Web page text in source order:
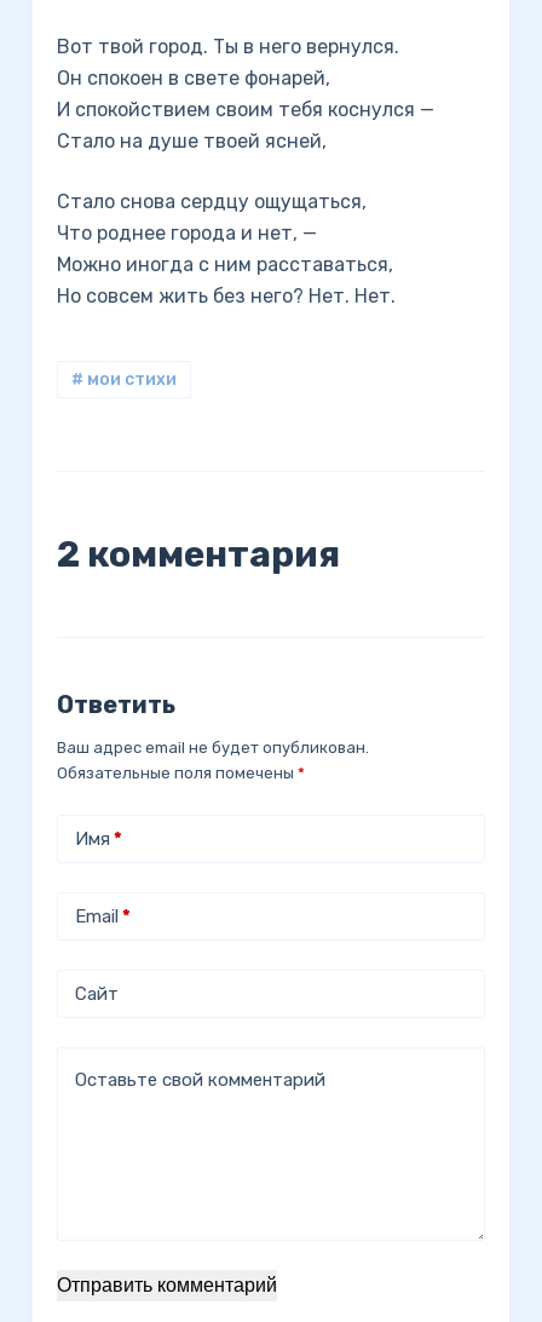
Вот твой город. Ты в него вернулся.
Он спокоен в свете фонарей,
И спокойствием своим тебя коснулся —
Стало на душе твоей ясней,
Стало снова сердцу ощущаться,
Что роднее города и нет, —
Можно иногда с ним расставаться,
Но совсем жить без него? Нет. Нет.
# мои стихи
2 комментария
Ответить
Ваш адрес email не будет опубликован.
Обязательные поля помечены *
Имя *
Email *
Сайт
Оставьте свой комментарий
Отправить комментарий